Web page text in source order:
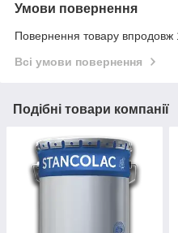
Умови повернення
Повернення товару впродовж
Всі умови повернення
Подібні товари компанії